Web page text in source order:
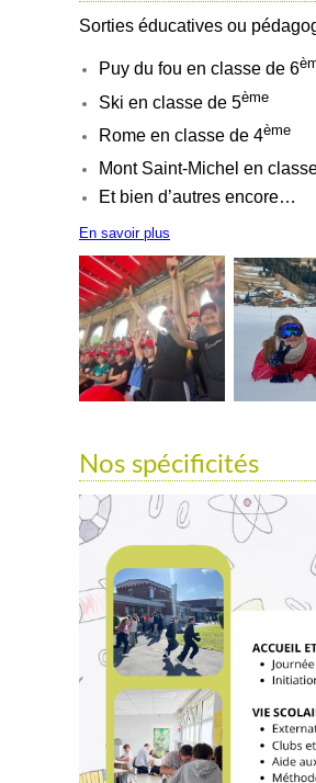
Sorties éducatives ou
Puy du fou en classe de 6
Ski en classe de 5ème
Rome en classe de 4ème
Mont Saint-Michel en
Et bien d’autres encore…
En savoir plus
Nos spécificités